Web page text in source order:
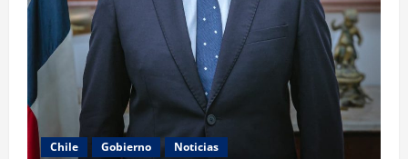
Chile Gobierno Noticias